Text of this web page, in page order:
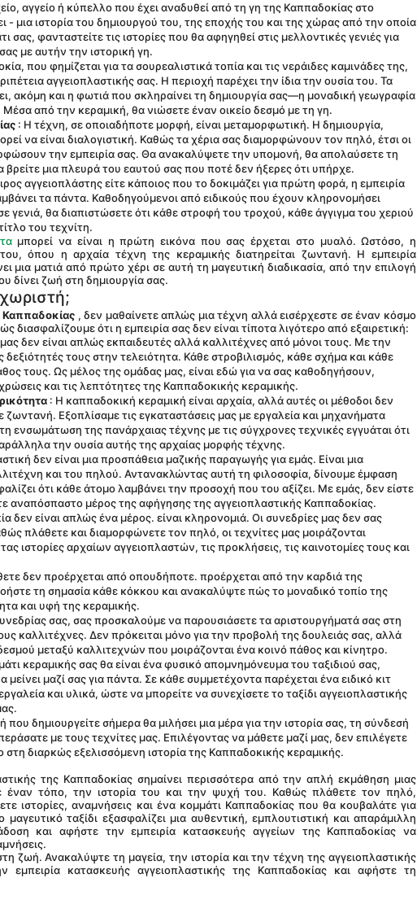
αγγείο ή κύπελλο που έχει αναδυθεί από τη γη της Καππαδοκίας στο
- μια ιστορία του δημιουργού του, της εποχής του και της χώρας από την οποία
φανταστείτε τις ιστορίες που θα αφηγηθεί στις μελλοντικές γενιές για
με αυτήν την ιστορική γη.
που φημίζεται για τα σουρεαλιστικά τοπία και τις νεράιδες καμινάδες της,
αγγειοπλαστικής σας. Η περιοχή παρέχει την ίδια την ουσία του. Τα
ακόμη και η φωτιά που σκληραίνει τη δημιουργία σας—η μοναδική γεωγραφία
από την κεραμική, θα νιώσετε έναν οικείο δεσμό με τη γη.
: Η τέχνη, σε οποιαδήποτε μορφή, είναι μεταμορφωτική. Η δημιουργία,
να είναι διαλογιστική. Καθώς τα χέρια σας διαμορφώνουν τον πηλό, έτσι οι
την εμπειρία σας. Θα ανακαλύψετε την υπομονή, θα απολαύσετε τη
βρείτε μια πλευρά του εαυτού σας που ποτέ δεν ήξερες ότι υπήρχε.
αγγειοπλάστης είτε κάποιος που το δοκιμάζει για πρώτη φορά, η εμπειρία
τα πάντα. Καθοδηγούμενοι από ειδικούς που έχουν κληρονομήσει
γενιά, θα διαπιστώσετε ότι κάθε στροφή του τροχού, κάθε άγγιγμα του χεριού
του τεχνίτη.
μπορεί να είναι η πρώτη εικόνα που σας έρχεται στο μυαλό. Ωστόσο, η
όπου η αρχαία τέχνη της κεραμικής διατηρείται ζωντανή. Η εμπειρία
μια ματιά από πρώτο χέρι σε αυτή τη μαγευτική διαδικασία, από την επιλογή
δίνει ζωή στη δημιουργία σας.
Καππαδοκίας , δεν μαθαίνετε απλώς μια τέχνη αλλά εισέρχεστε σε έναν κόσμο
διασφαλίζουμε ότι η εμπειρία σας δεν είναι τίποτα λιγότερο από εξαιρετική:
δεν είναι απλώς εκπαιδευτές αλλά καλλιτέχνες από μόνοι τους. Με την
δεξιότητές τους στην τελειότητα. Κάθε στροβιλισμός, κάθε σχήμα και κάθε
τους. Ως μέλος της ομάδας μας, είναι εδώ για να σας καθοδηγήσουν,
και τις λεπτότητες της Καππαδοκικής κεραμικής.
: Η καππαδοκική κεραμική είναι αρχαία, αλλά αυτές οι μέθοδοι δεν
Εξοπλίσαμε τις εγκαταστάσεις μας με εργαλεία και μηχανήματα
ενσωμάτωση της πανάρχαιας τέχνης με τις σύγχρονες τεχνικές εγγυάται ότι
την ουσία αυτής της αρχαίας μορφής τέχνης.
δεν είναι μια προσπάθεια μαζικής παραγωγής για εμάς. Είναι μια
και του πηλού. Αντανακλώντας αυτή τη φιλοσοφία, δίνουμε έμφαση
ότι κάθε άτομο λαμβάνει την προσοχή που του αξίζει. Με εμάς, δεν είστε
μέρος της αφήγησης της αγγειοπλαστικής Καππαδοκίας.
δεν είναι απλώς ένα μέρος. είναι κληρονομιά. Οι συνεδρίες μας δεν σας
πλάθετε και διαμορφώνετε τον πηλό, οι τεχνίτες μας μοιράζονται
ιστορίες αρχαίων αγγειοπλαστών, τις προκλήσεις, τις καινοτομίες τους και
δεν προέρχεται από οπουδήποτε. προέρχεται από την καρδιά της
τη σημασία κάθε κόκκου και ανακαλύψτε πώς το μοναδικό τοπίο της
και υφή της κεραμικής.
σας, σας προσκαλούμε να παρουσιάσετε τα αριστουργήματά σας στη
καλλιτέχνες. Δεν πρόκειται μόνο για την προβολή της δουλειάς σας, αλλά
μεταξύ καλλιτεχνών που μοιράζονται ένα κοινό πάθος και κίνητρο.
κεραμικής σας θα είναι ένα φυσικό απομνημόνευμα του ταξιδιού σας,
μαζί σας για πάντα. Σε κάθε συμμετέχοντα παρέχεται ένα ειδικό κιτ
και υλικά, ώστε να μπορείτε να συνεχίσετε το ταξίδι αγγειοπλαστικής
που δημιουργείτε σήμερα θα μιλήσει μια μέρα για την ιστορία σας, τη σύνδεσή
με τους τεχνίτες μας. Επιλέγοντας να μάθετε μαζί μας, δεν επιλέγετε
διαρκώς εξελισσόμενη ιστορία της Καππαδοκικής κεραμικής.
έναν τόπο, την ιστορία του και την ψυχή του. Καθώς πλάθετε τον πηλό,
ιστορίες, αναμνήσεις και ένα κομμάτι Καππαδοκίας που θα κουβαλάτε για
ταξίδι εξασφαλίζει μια αυθεντική, εμπλουτιστική και απαράμιλλη
και αφήστε την εμπειρία κατασκευής αγγείων της Καππαδοκίας να
κατασκευής αγγειοπλαστικής της Καππαδοκίας και αφήστε τη